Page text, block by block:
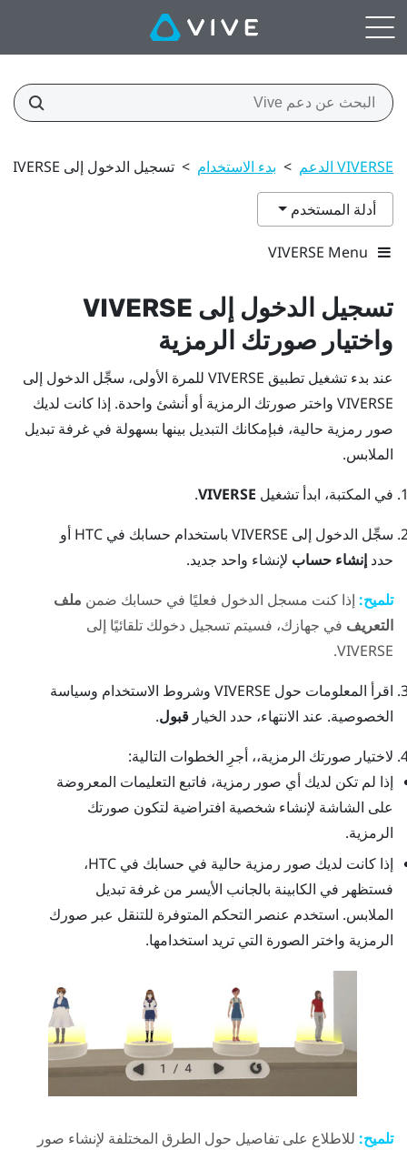
VIVERSE الدعم > بدء الاستخدام > تسجيل الدخول إلى VIVERSE واختيار صورتك الرمزية
أدلة المستخدم
VIVERSE Menu
تسجيل الدخول إلى VIVERSE
واختيار صورتك الرمزية
عند بدء تشغيل تطبيق VIVERSE للمرة الأولى، سجِّل الدخول إلى
VIVERSE واختر صورتك الرمزية أو أنشئ واحدة. إذا كانت لديك
صور رمزية حالية، فبإمكانك التبديل بينها بسهولة في غرفة تبديل
الملابس.
في المكتبة، ابدأ تشغيل VIVERSE
.
سجِّل الدخول إلى VIVERSE
باستخدام حسابك في HTC أو
حدد إنشاء حساب لإنشاء واحد جديد.
تلميح: إذا كنت مسجل الدخول فعليًا في حسابك ضمن ملف
التعريف في جهازك، فسيتم تسجيل دخولك تلقائيًا إلى
VIVERSE
.
اقرأ المعلومات حول VIVERSE وشروط الاستخدام وسياسة
الخصوصية. عند الانتهاء، حدد الخيار قبول.
لاختيار صورتك الرمزية،، أجرِ الخطوات التالية:
إذا لم تكن لديك أي صور رمزية، فاتبع التعليمات المعروضة
على الشاشة لإنشاء شخصية افتراضية لتكون صورتك
الرمزية.
إذا كانت لديك صور رمزية حالية في حسابك في HTC،
فستظهر في الكابينة بالجانب الأيسر من غرفة تبديل
الملابس. استخدم عنصر التحكم المتوفرة للتنقل عبر صورك
الرمزية واختر الصورة التي تريد استخدامها.
تلميح: للاطلاع على تفاصيل حول الطرق المختلفة لإنشاء صور